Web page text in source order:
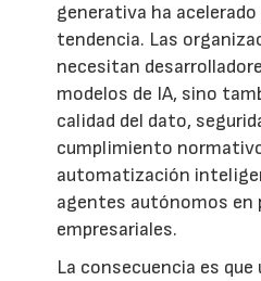
generativa ha
tendencia. Las
necesitan
modelos de IA, sino
calidad del dato,
cumplimiento
automatización
agentes autónomos en
empresariales.
La consecuencia es que